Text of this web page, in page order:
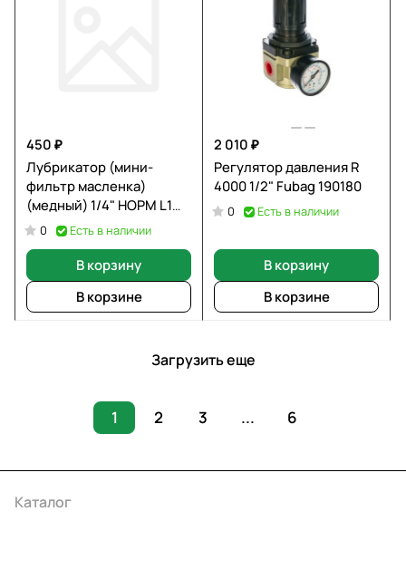
450 ₽
Лубрикатор (мини-
фильтр масленка)
(медный) 1/4" НОРМ L1
CU
0 Есть в наличии
В корзину
В корзине
2 010 ₽
Регулятор давления R
4000 1/2" Fubag 190180
0 Есть в наличии
В корзину
В корзине
Загрузить еще
1 2 3 ... 6
Каталог